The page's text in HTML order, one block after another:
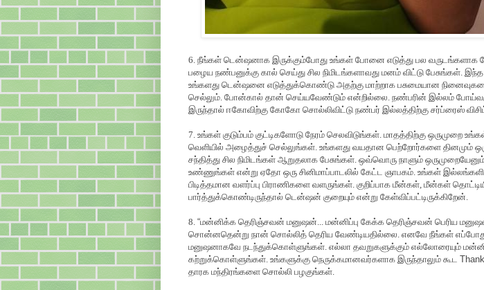
6. நீங்கள் டென்ஷனாக இருக்கும்போது உங்கள் போனை எடுத்து பல வருடங்களாக
பழைய நண்பனுக்கு கால் செய்து சில நிமிடங்களாவது மனம் விட்டு பேசுங்கள்.
உங்களது டென்ஷனை எடுத்துக்கொண்டு அதற்கு மாற்றாக பசுமையான
செல்லும். போன்கால் தான் செய்யவேண்டும் என்றில்லை. நண்பரின் இல்லம்
இருந்தால் ஈகோவிற்கு கோகோ சொல்லிவிட்டு நண்பர் இல்லத்திற்கு சர்ப்ரைஸ்
7. உங்கள் குடும்பம் குட்டிகளோடு நேரம் செலவிடுங்கள். மாதத்திற்கு ஒருமுறை
வெளியில் அழைத்துச் செல்லுங்கள். உங்களது வயதான பெற்றோர்களை தினமும்
சந்தித்து சில நிமிடங்கள் ஆறுதலாக பேசுங்கள். ஒவ்வொரு நாளும்
உண்ணுங்கள் என்று ஏதோ ஒரு சினிமாப்பாடலில் கேட்ட ஞாபகம். உங்கள்
பிடித்தமான வளர்ப்பு பிராணிகளை வளருங்கள். குறிப்பாக மீன்கள், மீன்கள்
பார்த்துக்கொண்டிருந்தால் டென்ஷன் குறையும் என்று கேள்விப்பட்டிருக்கிறேன்.
8. “மன்னிக்க தெரிஞ்சவன் மனுஷன்... மன்னிப்பு கேக்க தெரிஞ்சவன் பெரிய
சொன்னதென்று நான் சொல்லித் தெரிய வேண்டியதில்லை. எனவே நீங்கள்
மனுஷனாகவே நடந்துக்கொள்ளுங்கள். எல்லா தவறுகளுக்கும் எல்லோரையும்
கற்றுக்கொள்ளுங்கள். உங்களுக்கு நெருக்கமானவர்களாக இருந்தாலும் கூட
தாரக மந்திரங்களை சொல்லி பழகுங்கள்.